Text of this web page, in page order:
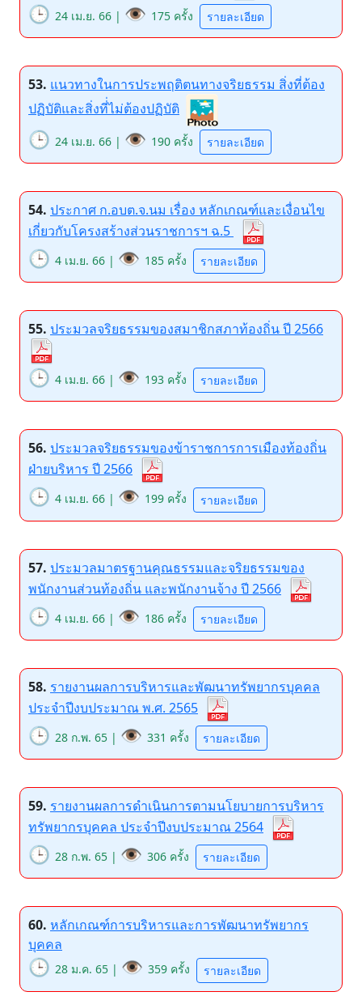
🕒 24 เม.ย. 66 | 👁️ 175 ครั้ง รายละเอียด
53. แนวทางในการประพฤติตนทางจริยธรรม สิ่งที่ต้อง
ปฏิบัติและสิ่งที่่ไม่ต้องปฏิบัติ
🕒 24 เม.ย. 66 | 👁️ 190 ครั้ง รายละเอียด
54. ประกาศ ก.อบต.จ.นม เรื่อง หลักเกณฑ์และเงื่อนไข
เกี่ยวกับโครงสร้างส่วนราชการฯ ฉ.5
🕒 4 เม.ย. 66 | 👁️ 185 ครั้ง รายละเอียด
55. ประมวลจริยธรรมของสมาชิกสภาท้องถิ่น ปี 2566
🕒 4 เม.ย. 66 | 👁️ 193 ครั้ง รายละเอียด
56. ประมวลจริยธรรมของข้าราชการการเมืองท้องถิ่น
ฝ่ายบริหาร ปี 2566
🕒 4 เม.ย. 66 | 👁️ 199 ครั้ง รายละเอียด
57. ประมวลมาตรฐานคุณธรรมและจริยธรรมของ
พนักงานส่วนท้องถิ่น และพนักงานจ้าง ปี 2566
🕒 4 เม.ย. 66 | 👁️ 186 ครั้ง รายละเอียด
58. รายงานผลการบริหารและพัฒนาทรัพยากรบุคคล
ประจำปีงบประมาณ พ.ศ. 2565
🕒 28 ก.พ. 65 | 👁️ 331 ครั้ง รายละเอียด
59. รายงานผลการดำเนินการตามนโยบายการบริหาร
ทรัพยากรบุคคล ประจำปีงบประมาณ 2564
🕒 28 ก.พ. 65 | 👁️ 306 ครั้ง รายละเอียด
60. หลักเกณฑ์การบริหารและการพัฒนาทรัพยากร
บุคคล
🕒 28 ม.ค. 65 | 👁️ 359 ครั้ง รายละเอียด